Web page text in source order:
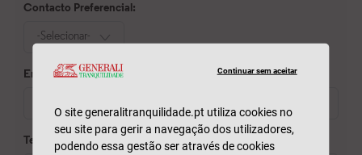
Continuar sem aceitar
O site generalitranquilidade.pt utiliza cookies no
seu site para gerir a navegação dos utilizadores,
podendo essa gestão ser através de cookies